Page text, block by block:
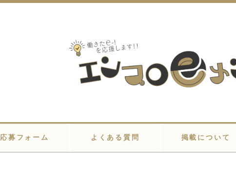
応募フォーム よくある質問 掲載について